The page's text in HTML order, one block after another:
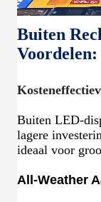
Buiten
Voordelen:
Buiten LED-
lagere
ideaal voor
All-Weather